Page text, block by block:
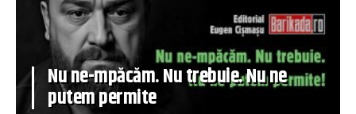
Nu ne-mpăcăm. Nu trebuie. Nu ne
putem permite